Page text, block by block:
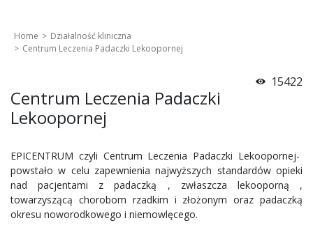
Home
Działalność kliniczna
Centrum Leczenia Padaczki Lekoopornej
15422
Centrum Leczenia Padaczki
Lekoopornej
EPICENTRUM czyli Centrum Leczenia Padaczki Lekoopornej-
powstało w celu zapewnienia najwyższych standardów opieki
nad pacjentami z padaczką , zwłaszcza lekooporną ,
towarzyszącą chorobom rzadkim i złożonym oraz padaczką
okresu noworodkowego i niemowlęcego.